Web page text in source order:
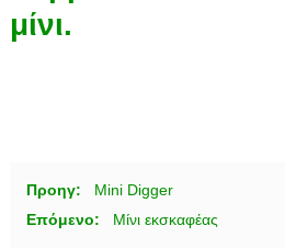
μίνι.
Προηγ:
Mini Digger
Επόμενο:
Μίνι εκσκαφέας